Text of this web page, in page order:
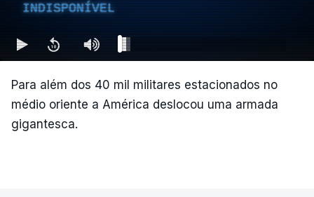
INDISPONÍVEL
Para além dos 40 mil militares estacionados no
médio oriente a América deslocou uma armada
gigantesca.